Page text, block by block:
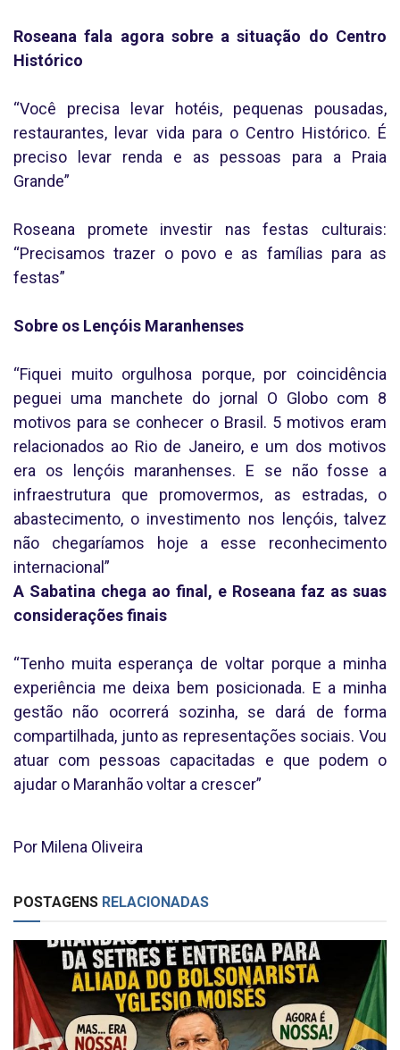
Roseana fala agora sobre a situação do Centro
Histórico
“Você precisa levar hotéis, pequenas pousadas,
restaurantes, levar vida para o Centro Histórico. É
preciso levar renda e as pessoas para a Praia
Grande”
Roseana promete investir nas festas culturais:
“Precisamos trazer o povo e as famílias para as
festas”
Sobre os Lençóis Maranhenses
“Fiquei muito orgulhosa porque, por coincidência
peguei uma manchete do jornal O Globo com 8
motivos para se conhecer o Brasil. 5 motivos eram
relacionados ao Rio de Janeiro, e um dos motivos
era os lençóis maranhenses. E se não fosse a
infraestrutura que promovermos, as estradas, o
abastecimento, o investimento nos lençóis, talvez
não chegaríamos hoje a esse reconhecimento
internacional”
A Sabatina chega ao final, e Roseana faz as suas
considerações finais
“Tenho muita esperança de voltar porque a minha
experiência me deixa bem posicionada. E a minha
gestão não ocorrerá sozinha, se dará de forma
compartilhada, junto as representações sociais. Vou
atuar com pessoas capacitadas e que podem o
ajudar o Maranhão voltar a crescer”
Por Milena Oliveira
POSTAGENS RELACIONADAS